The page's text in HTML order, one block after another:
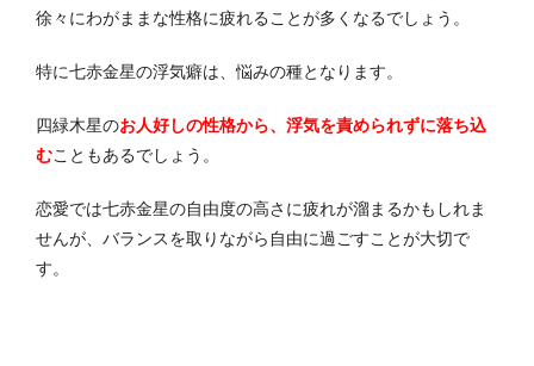
徐々にわがままな性格に疲れることが多くなるでしょう。
特に七赤金星の浮気癖は、悩みの種となります。
四緑木星のお人好しの性格から、浮気を責められずに落ち込
むこともあるでしょう。
恋愛では七赤金星の自由度の高さに疲れが溜まるかもしれま
せんが、バランスを取りながら自由に過ごすことが大切で
す。